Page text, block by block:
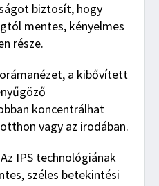
biztosít, hogy
mentes, kényelmes
része.
a kibővített
koncentrálhat
vagy az irodában.
Az IPS technológiának
széles betekintési